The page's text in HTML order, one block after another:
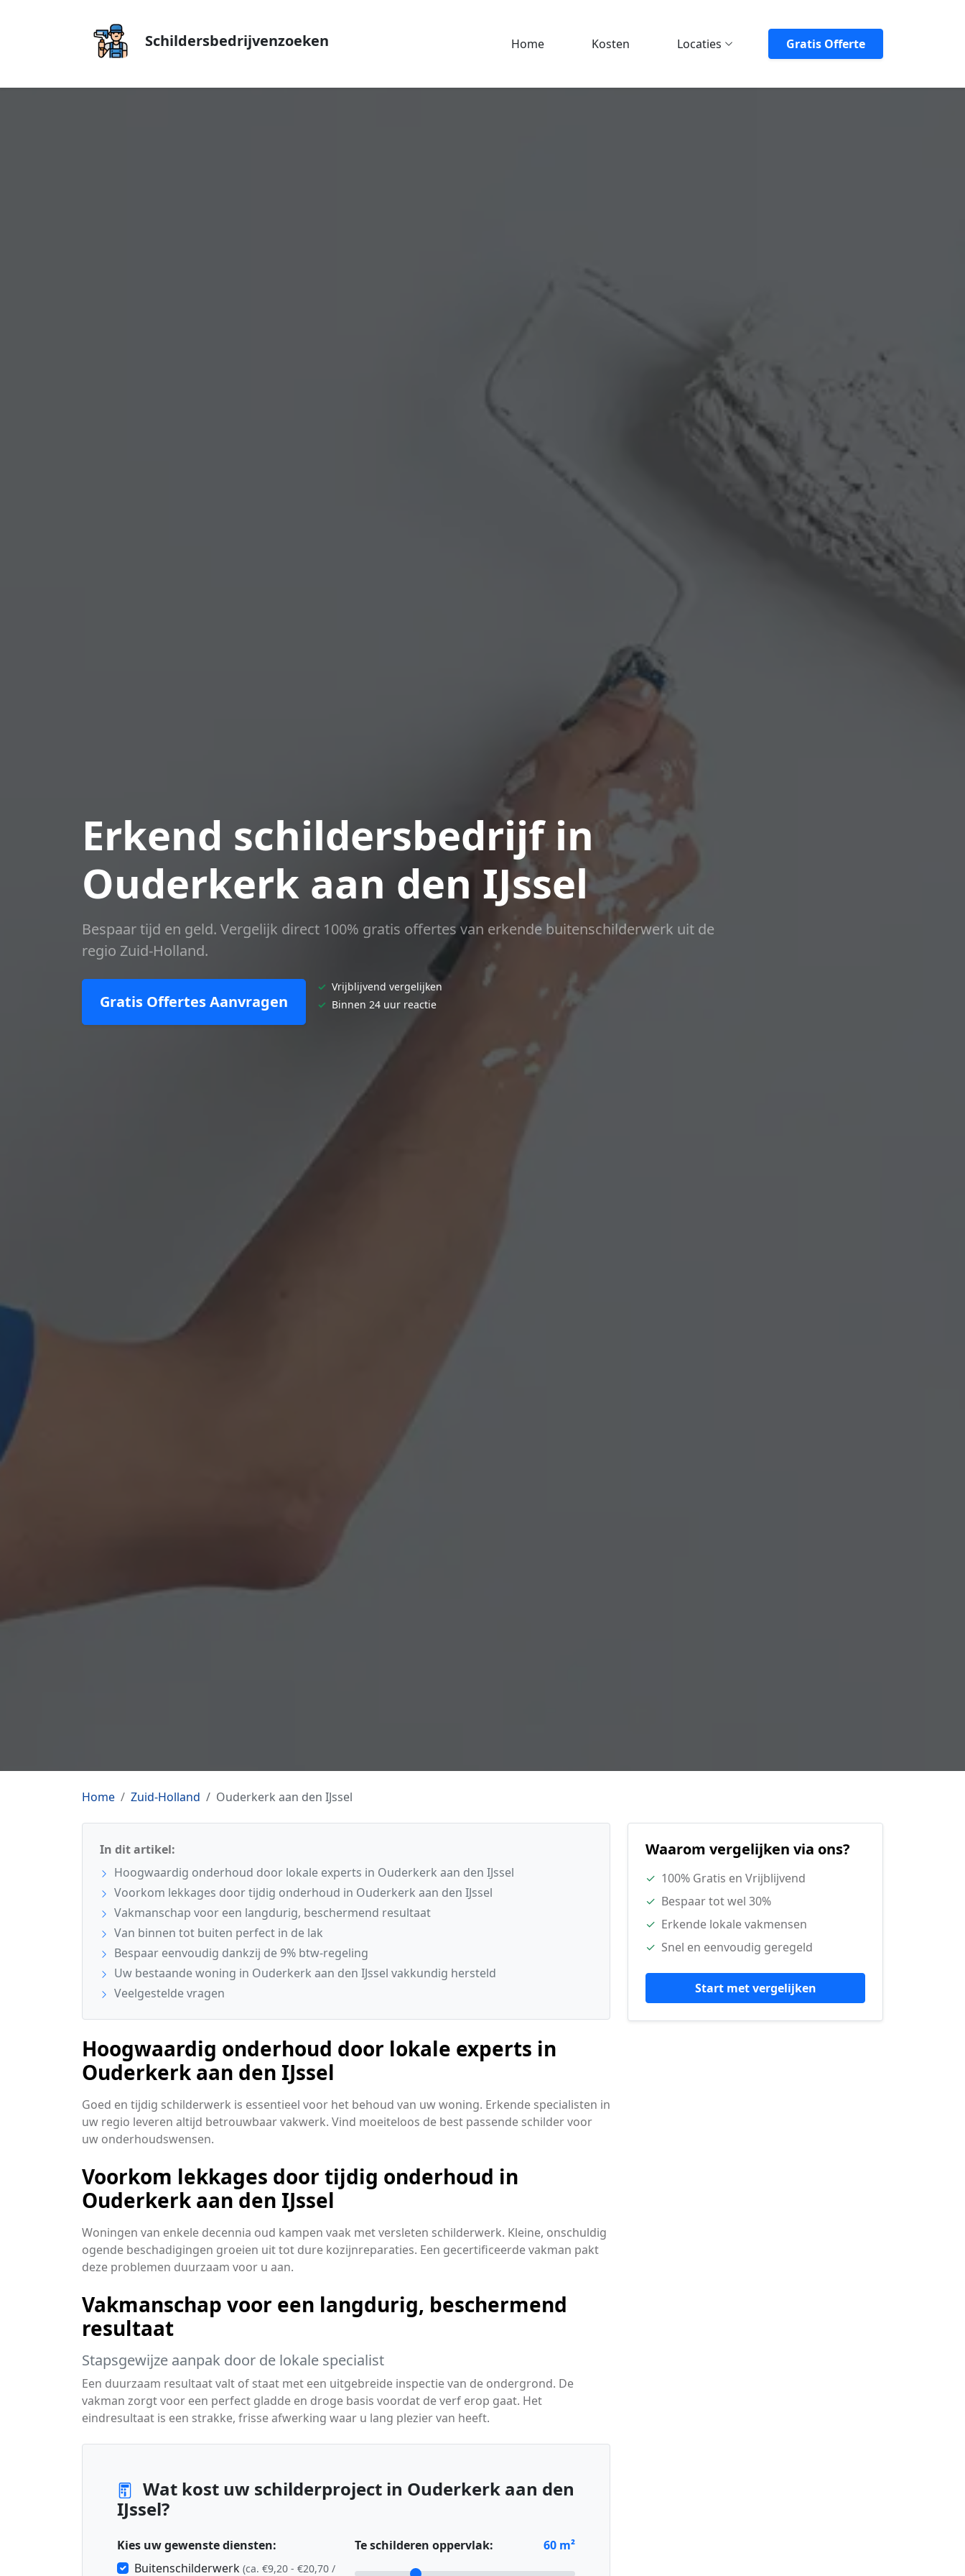
Schildersbedrijvenzoeken Home Kosten Locaties Gratis Offerte
Erkend schildersbedrijf in
Ouderkerk aan den IJssel
Bespaar tijd en geld. Vergelijk direct 100% gratis offertes van erkende buitenschilderwerk uit de
regio Zuid-Holland.
Gratis Offertes Aanvragen
✓ Vrijblijvend vergelijken
✓ Binnen 24 uur reactie
Home Zuid-Holland Ouderkerk aan den IJssel
In dit artikel:
Hoogwaardig onderhoud door lokale experts in Ouderkerk aan den IJssel
Voorkom lekkages door tijdig onderhoud in Ouderkerk aan den IJssel
Vakmanschap voor een langdurig, beschermend resultaat
Van binnen tot buiten perfect in de lak
Bespaar eenvoudig dankzij de 9% btw-regeling
Uw bestaande woning in Ouderkerk aan den IJssel vakkundig hersteld
Veelgestelde vragen
Hoogwaardig onderhoud door lokale experts in
Ouderkerk aan den IJssel
Goed en tijdig schilderwerk is essentieel voor het behoud van uw woning. Erkende specialisten in
uw regio leveren altijd betrouwbaar vakwerk. Vind moeiteloos de best passende schilder voor
uw onderhoudswensen.
Voorkom lekkages door tijdig onderhoud in
Ouderkerk aan den IJssel
Woningen van enkele decennia oud kampen vaak met versleten schilderwerk. Kleine, onschuldig
ogende beschadigingen groeien uit tot dure kozijnreparaties. Een gecertificeerde vakman pakt
deze problemen duurzaam voor u aan.
Vakmanschap voor een langdurig, beschermend
resultaat
Stapsgewijze aanpak door de lokale specialist
Een duurzaam resultaat valt of staat met een uitgebreide inspectie van de ondergrond. De
vakman zorgt voor een perfect gladde en droge basis voordat de verf erop gaat. Het
eindresultaat is een strakke, frisse afwerking waar u lang plezier van heeft.
Wat kost uw schilderproject in Ouderkerk aan den
IJssel?
Kies uw gewenste diensten:
Buitenschilderwerk (ca. €9,20 - €20,70 /
Te schilderen oppervlak: 60 m²
Waarom vergelijken via ons?
✓ 100% Gratis en Vrijblijvend
✓ Bespaar tot wel 30%
✓ Erkende lokale vakmensen
✓ Snel en eenvoudig geregeld
Start met vergelijken